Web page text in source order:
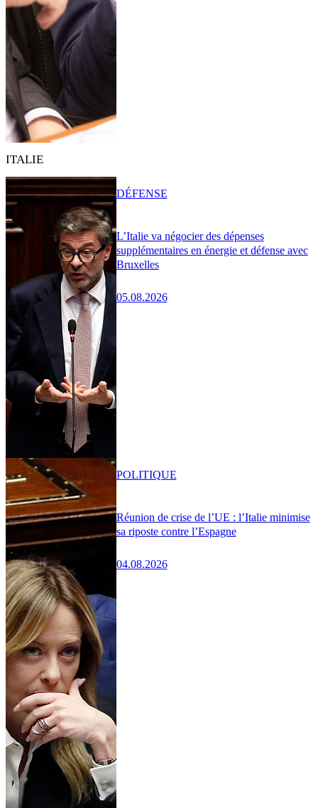
ITALIE
L’Italie va négocier des dépenses
supplémentaires en énergie et défense avec
Bruxelles
05.08.2026
DÉFENSE
Réunion de crise de l’UE : l’Italie minimise
sa riposte contre l’Espagne
04.08.2026
POLITIQUE